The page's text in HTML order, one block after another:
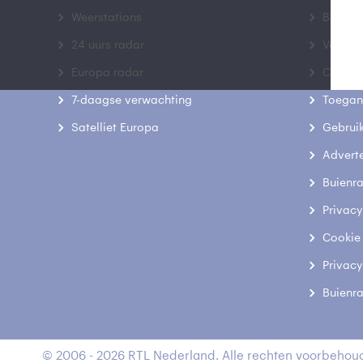
Weerstations
24 uurs radar
Europa radar
7-daagse verwachting
Satelliet Europa
Contact
© 2006 - 2026 RTL Nederland. Alle rechten